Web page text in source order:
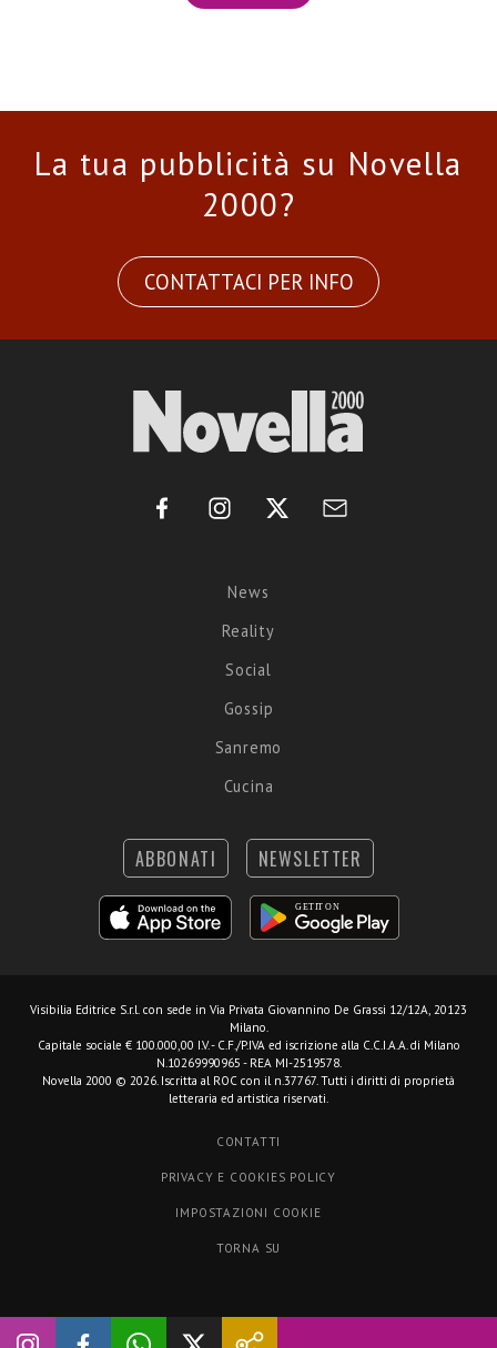
La tua pubblicità su Novella
2000?
CONTATTACI PER INFO
News
Reality
Social
Gossip
Sanremo
Cucina
ABBONATI NEWSLETTER
Visibilia Editrice S.r.l. con sede in Via Privata Giovannino De Grassi 12/12A, 20123
Milano.
Capitale sociale € 100.000,00 I.V. - C.F./P.IVA ed iscrizione alla C.C.I.A.A. di Milano
N.10269990965 - REA MI-2519578.
Novella 2000 © 2026. Iscritta al ROC con il n.37767. Tutti i diritti di proprietà
letteraria ed artistica riservati.
CONTATTI
PRIVACY E COOKIES POLICY
IMPOSTAZIONI COOKIE
TORNA SU